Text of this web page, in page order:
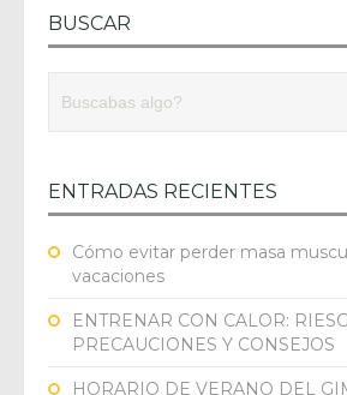
BUSCAR
ENTRADAS RECIENTES
Cómo evitar perder masa
vacaciones
ENTRENAR CON CALOR:
PRECAUCIONES Y CONSEJOS
HORARIO DE VERANO DEL